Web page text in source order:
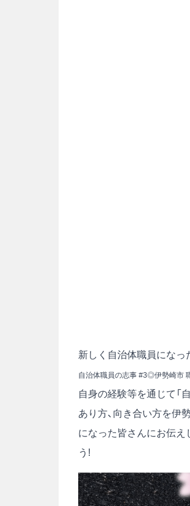
新しく自治体職員になっ
自治体職員の志事 #3◎伊勢崎市
自身の経験等を通じて「
あり方、向き合い方を伊
になった皆さんにお伝え
う!